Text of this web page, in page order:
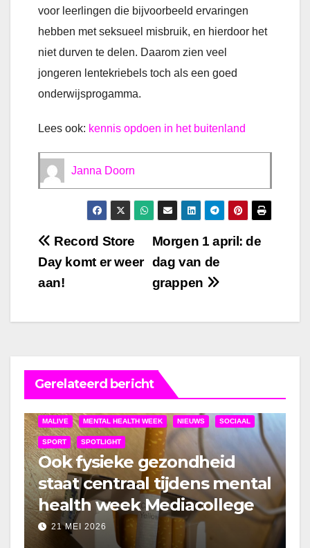
voor leerlingen die bijvoorbeeld ervaringen
hebben met seksueel misbruik, en hierdoor het
niet durven te delen. Daarom zien veel
jongeren lentekriebels toch als een goed
onderwijsprogamma.
Lees ook: kennis opdoen in het buitenland
Janna Doorn
Bericht
navigatie
Morgen 1 april: de
dag van de
grappen
Record Store
Day komt er weer
aan!
Gerelateerd bericht
MALIVE MENTAL HEALTH WEEK NIEUWS SOCIAAL
SPORT SPOTLIGHT
Ook fysieke gezondheid
staat centraal tijdens mental
health week Mediacollege
21 MEI 2026